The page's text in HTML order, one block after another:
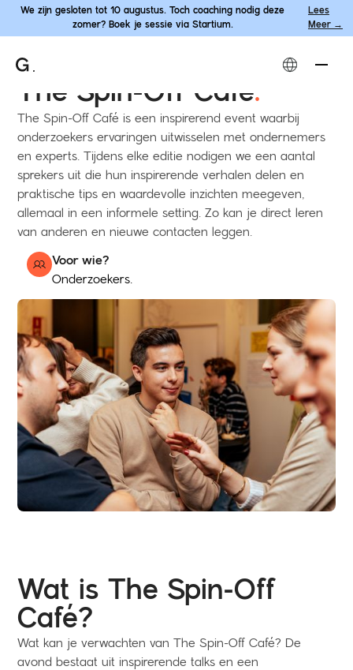
We zijn gesloten tot 10 augustus. Toch coaching nodig deze
zomer? Boek je sessie via Startium.
Lees
Meer →
Je bent hier:Aanbod
The Spin-Off Café.
The Spin-Off Café is een inspirerend event waarbij
onderzoekers ervaringen uitwisselen met ondernemers
en experts. Tijdens elke editie nodigen we een aantal
sprekers uit die hun inspirerende verhalen delen en
praktische tips en waardevolle inzichten meegeven,
allemaal in een informele setting. Zo kan je direct leren
van anderen en nieuwe contacten leggen.
Voor wie?
Onderzoekers.
Wat is The Spin-Off
Café?
Wat kan je verwachten van The Spin-Off Café? De
avond bestaat uit inspirerende talks en een